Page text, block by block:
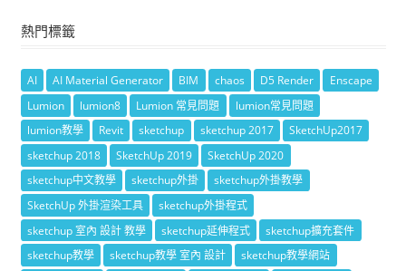
熱門標籤
AI AI Material Generator BIM chaos D5 Render
Enscape
Lumion
lumion8 Lumion 常見問題
lumion常見問題
lumion教學
Revit sketchup sketchup 2017
SketchUp2017
sketchup 2018
SketchUp 2019
SketchUp 2020
sketchup中文教學
sketchup外掛
sketchup外掛教學
SketchUp 外掛渲染工具
sketchup外掛程式
sketchup 室內 設計 教學
sketchup延伸程式
sketchup擴充套件
sketchup教學
sketchup教學 室內 設計
sketchup教學網站